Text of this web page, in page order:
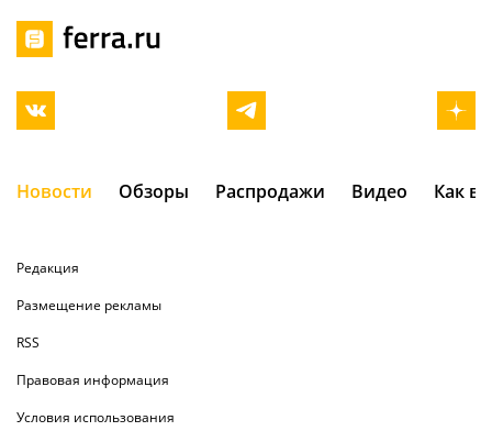
Новости Обзоры Распродажи Видео Как
Редакция
Размещение рекламы
RSS
Правовая информация
Условия использования